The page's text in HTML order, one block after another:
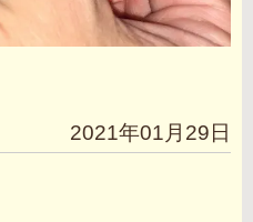
2021年01月29日